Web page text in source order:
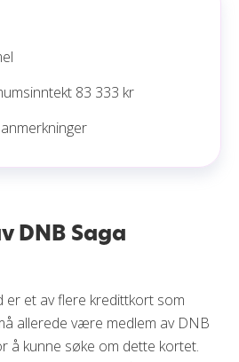
83 333 kr
DNB Saga
er et av flere kredittkort som
allerede være medlem av DNB
å kunne søke om dette kortet.